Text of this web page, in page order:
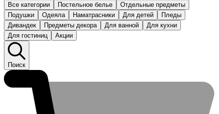
Все категории
Постельное белье
Отдельные предметы
Подушки
Одеяла Наматрасники Для детей
Пледы
Дивандек
Предметы декора Для ванной
Для кухни
Для гостиниц
Акции
Поиск